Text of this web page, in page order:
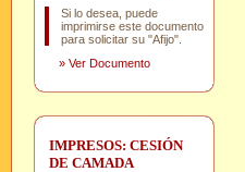
Si lo desea, puede
imprimirse este documento
para solicitar su "Afijo".
» Ver Documento
IMPRESOS: CESIÓN
DE CAMADA